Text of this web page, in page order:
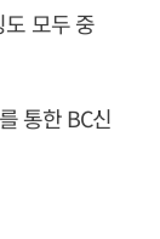
모두 중
통한 BC신